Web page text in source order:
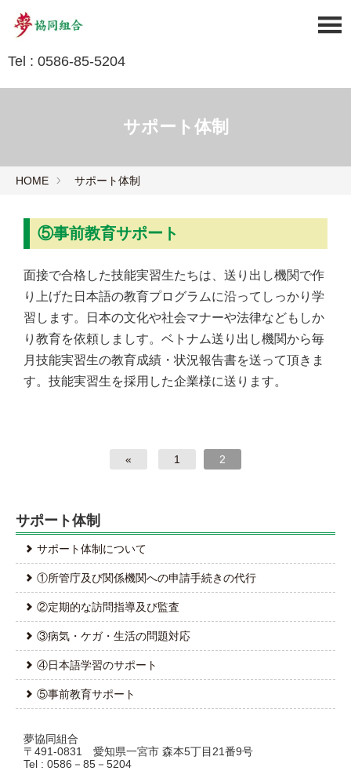
Tel : 0586-85-5204
サポート体制
HOME サポート体制
⑤事前教育サポート
面接で合格した技能実習生たちは、送り出し機関で作
り上げた日本語の教育プログラムに沿ってしっかり学
習します。日本の文化や社会マナーや法律などもしか
り教育を依頼しましす。ベトナム送り出し機関から毎
月技能実習生の教育成績・状況報告書を送って頂きま
す。技能実習生を採用した企業様に送ります。
« 1 2
サポート体制
サポート体制について
①所管庁及び関係機関への申請手続きの代行
②定期的な訪問指導及び監査
③病気・ケガ・生活の問題対応
④日本語学習のサポート
⑤事前教育サポート
夢協同組合
〒491-0831 愛知県一宮市 森本5丁目21番9号
Tel : 0586－85－5204